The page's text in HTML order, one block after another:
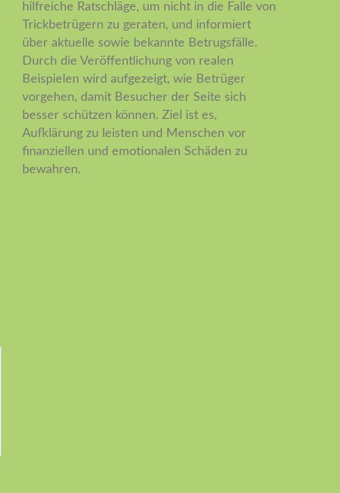
hilfreiche Ratschläge, um nicht in die Falle von
Trickbetrügern zu geraten, und informiert
über aktuelle sowie bekannte Betrugsfälle.
Durch die Veröffentlichung von realen
Beispielen wird aufgezeigt, wie Betrüger
vorgehen, damit Besucher der Seite sich
besser schützen können. Ziel ist es,
Aufklärung zu leisten und Menschen vor
finanziellen und emotionalen Schäden zu
bewahren.